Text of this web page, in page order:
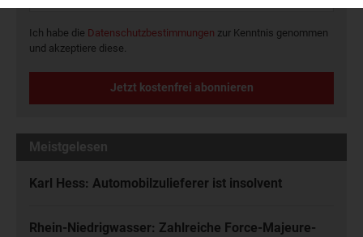
Ich habe die Datenschutzbestimmungen zur Kenntnis genommen
und akzeptiere diese.
Jetzt kostenfrei abonnieren
Meistgelesen
Karl Hess: Automobilzulieferer ist insolvent
Rhein-Niedrigwasser: Zahlreiche Force-Majeure-